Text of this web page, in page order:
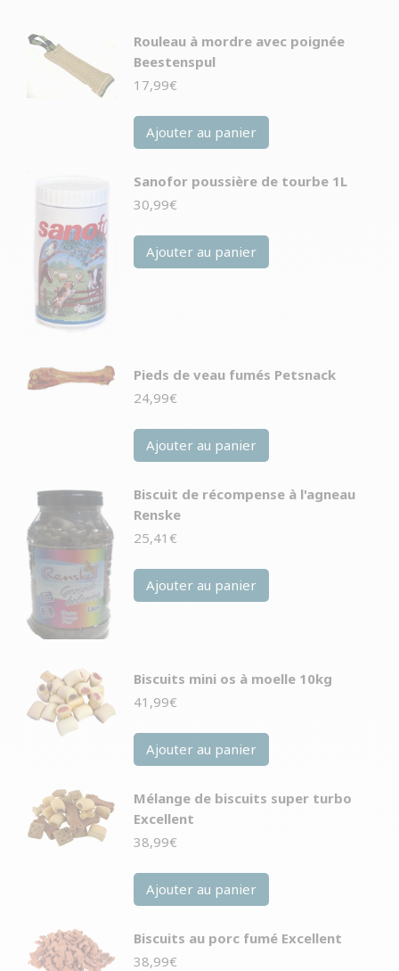
Rouleau à mordre avec poignée
Beestenspul
17,99€
Ajouter au panier
Sanofor poussière de tourbe 1L
30,99€
Ajouter au panier
Pieds de veau fumés Petsnack
24,99€
Ajouter au panier
Biscuit de récompense à l'agneau
Renske
25,41 €
Ajouter au panier
Biscuits mini os à moelle 10kg
41,99€
Ajouter au panier
Mélange de biscuits super turbo
Excellent
38,99€
Ajouter au panier
Biscuits au porc fumé Excellent
38,99€